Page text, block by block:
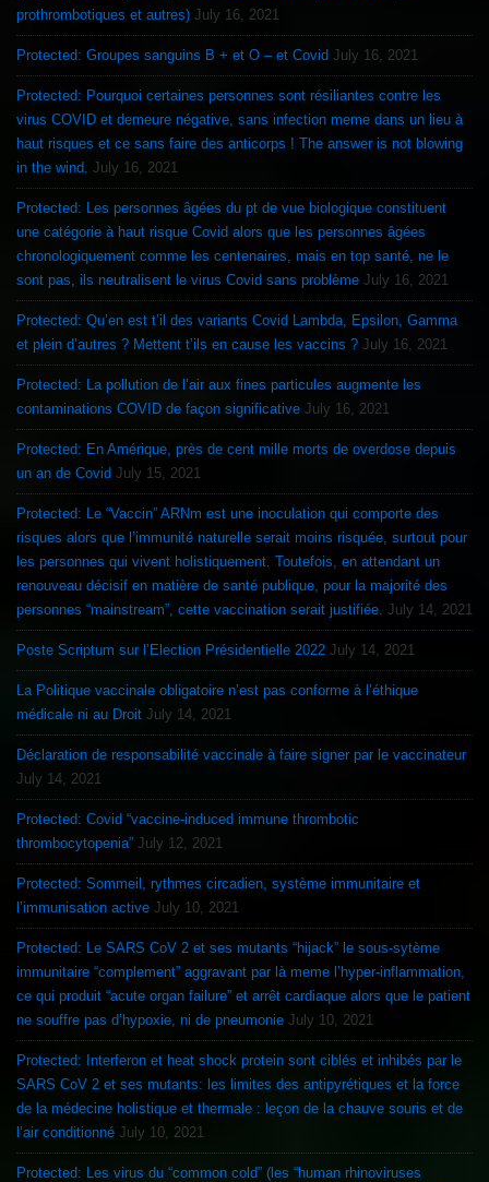
prothrombotiques et autres) July 16, 2021
Protected: Groupes sanguins B + et O – et Covid July 16, 2021
Protected: Pourquoi certaines personnes sont résiliantes contre les
virus COVID et demeure négative, sans infection meme dans un lieu à
haut risques et ce sans faire des anticorps ! The answer is not blowing
in the wind. July 16, 2021
Protected: Les personnes âgées du pt de vue biologique constituent
une catégorie à haut risque Covid alors que les personnes âgées
chronologiquement comme les centenaires, mais en top santé, ne le
sont pas, ils neutralisent le virus Covid sans problème July 16, 2021
Protected: Qu’en est t’il des variants Covid Lambda, Epsilon, Gamma
et plein d’autres ? Mettent t’ils en cause les vaccins ? July 16, 2021
Protected: La pollution de l’air aux fines particules augmente les
contaminations COVID de façon significative July 16, 2021
Protected: En Amérique, près de cent mille morts de overdose depuis
un an de Covid July 15, 2021
Protected: Le “Vaccin” ARNm est une inoculation qui comporte des
risques alors que l’immunité naturelle serait moins risquée, surtout pour
les personnes qui vivent holistiquement. Toutefois, en attendant un
renouveau décisif en matière de santé publique, pour la majorité des
personnes “mainstream”, cette vaccination serait justifiée. July 14, 2021
Poste Scriptum sur l’Election Présidentielle 2022 July 14, 2021
La Politique vaccinale obligatoire n’est pas conforme à l’éthique
médicale ni au Droit July 14, 2021
Déclaration de responsabilité vaccinale à faire signer par le vaccinateur
July 14, 2021
Protected: Covid “vaccine-induced immune thrombotic
thrombocytopenia” July 12, 2021
Protected: Sommeil, rythmes circadien, système immunitaire et
l’immunisation active July 10, 2021
Protected: Le SARS CoV 2 et ses mutants “hijack” le sous-sytème
immunitaire “complement” aggravant par là meme l’hyper-inflammation,
ce qui produit “acute organ failure” et arrêt cardiaque alors que le patient
ne souffre pas d’hypoxie, ni de pneumonie July 10, 2021
Protected: Interferon et heat shock protein sont ciblés et inhibés par le
SARS CoV 2 et ses mutants: les limites des antipyrétiques et la force
de la médecine holistique et thermale : leçon de la chauve souris et de
l’air conditionné July 10, 2021
Protected: Les virus du “common cold” (les “human rhinoviruses